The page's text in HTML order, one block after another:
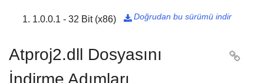
1.0.0.1 - 32 Bit (x86) Doğrudan bu sürümü indir

Atproj2.dll Dosyasını
İndirme Adımları
